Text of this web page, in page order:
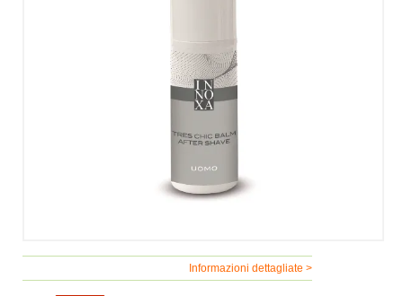
Informazioni dettagliate >